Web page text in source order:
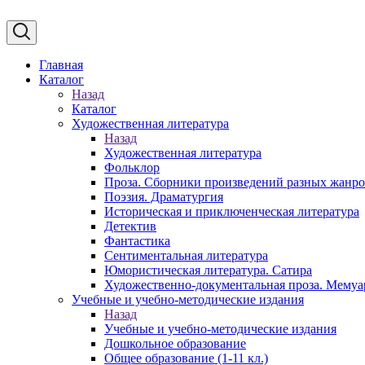
Главная
Каталог
Назад
Каталог
Художественная литература
Назад
Художественная литература
Фольклор
Проза. Сборники произведений разных
Поэзия. Драматургия
Историческая и приключенческая литература
Детектив
Фантастика
Сентиментальная литература
Юмористическая литература. Сатира
Художественно-документальная проза.
Учебные и учебно-методические издания
Назад
Учебные и учебно-методические издания
Дошкольное образование
Общее образование (1-11 кл.)